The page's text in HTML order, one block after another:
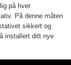
på hver
På denne måten
sikkert og
installert ditt nye